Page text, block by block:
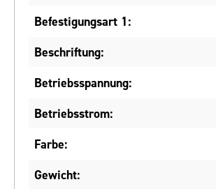
Befestigungsart 1:
Beschriftung:
Betriebsspannung:
Betriebsstrom:
Farbe:
Gewicht: